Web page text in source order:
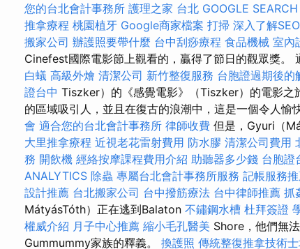
您的台北會計事務所 護理之家 台北 GOOGLE
推拿療程 桃園植牙 Google商家檔案 打掃 深入了解
搬家公司 辦護照要帶什麼 台中刮痧療程 食品機械 室內
Cinefest國際電影節上觀看的，贏得了節日的觀眾獎。
白蟻 高級外燴 清潔公司 新竹整復服務 台胞證過期後的
證台中 Tiszker）的《感覺電影》（Tiszker）的電影
的區域吸引人，並且在復古的浪潮中，這是一個令人愉
會 適合您的台北會計事務所 律師收費 但是，Gyuri（
大里推拿療程 近視老花雷射費用 防水膠 清潔公司費用
務 開飲機 經絡按摩課程費用介紹 助聽器多少錢 台胞證
ANALYTICS 除蟲 專屬台北會計事務所服務 記帳服務
設計推薦 台北搬家公司 台中撥筋療法 台中律師推薦 抓
MátyásTóth）正在逃到Balaton 不鏽鋼水槽 杜拜簽證
權威介紹 月子中心推薦 縮小毛孔醫美 Shore，他們無
Gummummy家族的釋義。 換護照 傳統整復推拿技術